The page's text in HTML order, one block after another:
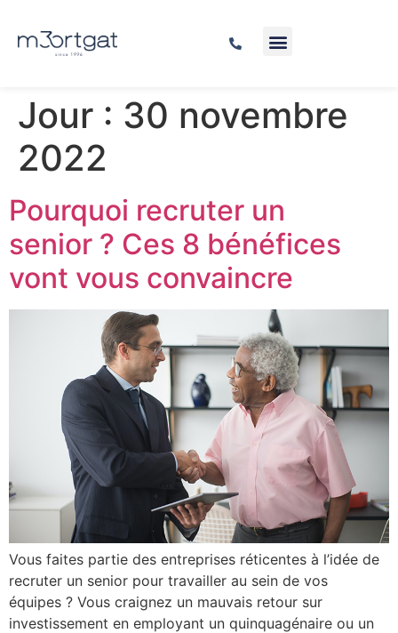
Jour : 30 novembre
2022
Pourquoi recruter un
senior ? Ces 8 bénéfices
vont vous convaincre
Vous faites partie des entreprises réticentes à l’idée de
recruter un senior pour travailler au sein de vos
équipes ? Vous craignez un mauvais retour sur
investissement en employant un quinquagénaire ou un